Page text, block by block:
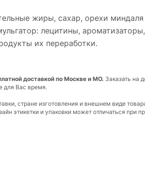
жиры, сахар, орехи
лецитины,
их переработки.
доставкой по Москве и МО. Заказать на
для Вас время.
стране изготовления и внешнем виде
этикетки и упаковки может отличаться при